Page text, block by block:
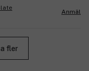
Anmäl
fler